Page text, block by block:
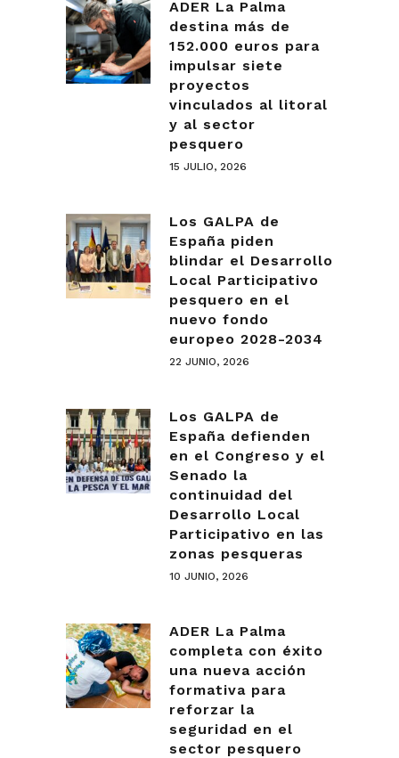
ADER La Palma
destina más de
152.000 euros para
impulsar siete
proyectos
vinculados al litoral
y al sector
pesquero
15 JULIO, 2026
Los GALPA de
España piden
blindar el Desarrollo
Local Participativo
pesquero en el
nuevo fondo
europeo 2028-2034
22 JUNIO, 2026
Los GALPA de
España defienden
en el Congreso y el
Senado la
continuidad del
Desarrollo Local
Participativo en las
zonas pesqueras
10 JUNIO, 2026
ADER La Palma
completa con éxito
una nueva acción
formativa para
reforzar la
seguridad en el
sector pesquero